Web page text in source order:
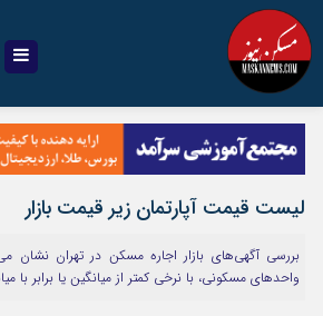
اینستاگرام
سروش
ایتا
آپارات
نام کاربری یا نشانی ایمیل
رمز عبور
لیست قیمت آپارتمان زیر قیمت بازار
بررسی آگهی‌های بازار اجاره مسکن در تهران
واحدهای مسکونی، با نرخی کمتر از میانگین یا برابر با